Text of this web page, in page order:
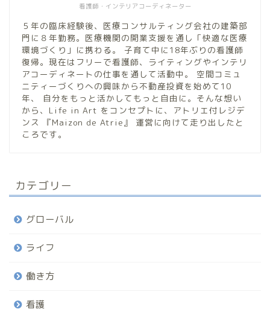
看護師・インテリアコーディネーター
５年の臨床経験後、医療コンサルティング会社の建築部
門に８年勤務。医療機関の開業支援を通し「快適な医療
環境づくり」に携わる。 子育て中に18年ぶりの看護師
復帰。現在はフリーで看護師、ライティングやインテリ
アコーディネートの仕事を通して活動中。 空間コミュ
ニティーづくりへの興味から不動産投資を始めて10
年、 自分をもっと活かしてもっと自由に。そんな想い
から、Life in Art をコンセプトに、アトリエ付レジデ
ンス 『Maizon de Atrie』 運営に向けて走り出したと
ころです。
カテゴリー
グローバル
ライフ
働き方
看護